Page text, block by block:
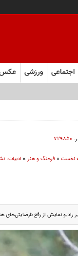
اجتماعی ورزشی
۷۲۹۸۵۰
نخست»فرهنگ و هنر» ادبیات،
رادیو نمایش از رفع